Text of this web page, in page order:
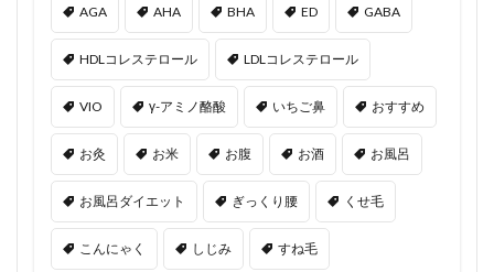
AGA AHA BHA ED GABA
HDLコレステロール LDLコレステロール
VIO γ-アミノ酪酸 いちご鼻 おすすめ
お灸 お米 お腹 お酒 お風呂
お風呂ダイエット ぎっくり腰 くせ毛
こんにゃく しじみ すね毛